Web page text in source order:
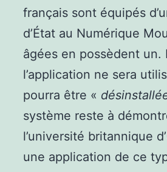
français sont équipés
d’État au Numérique
âgées en possèdent un.
l’application ne sera
pourra être «
système reste à
l’université britannique
une application de ce